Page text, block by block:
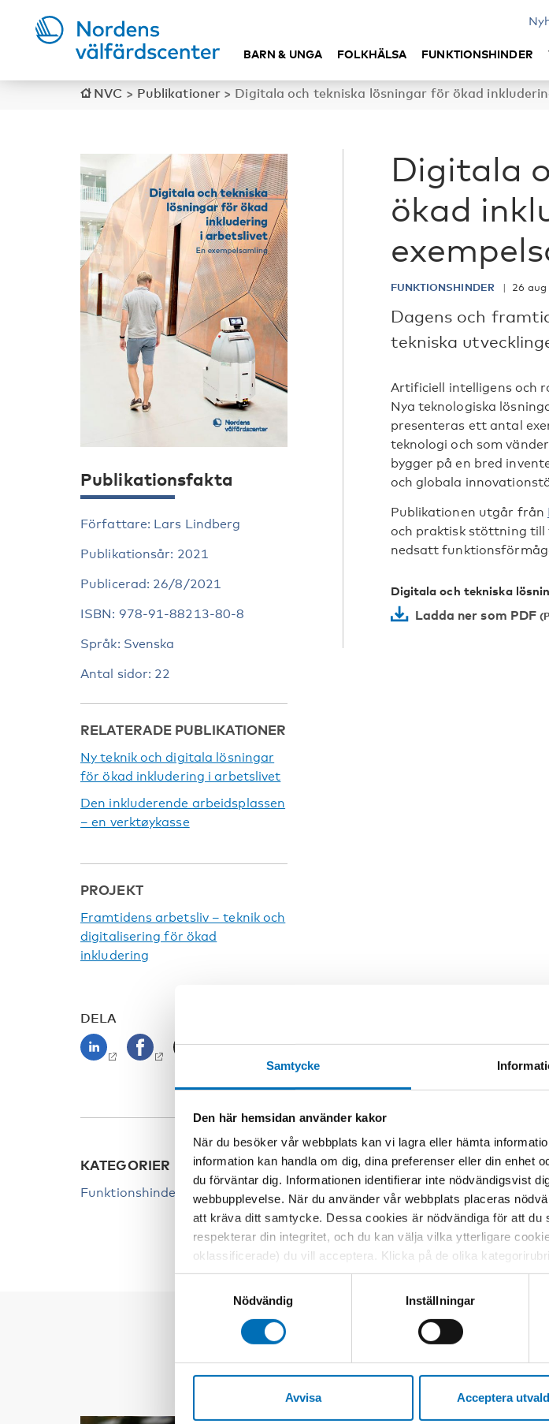
Samtycke
Den här hemsidan använder kakor
När du besöker vår webbplats kan vi lagra eller hämta
information kan handla om dig, dina preferenser eller din enhet
du förväntar dig. Informationen identifierar inte nödvändigsvist
webbupplevelse. När du använder vår webbplats placeras
att kräva ditt samtycke. Dessa cookies är nödvändiga för att
respekterar din integritet, och du kan välja vilka ytterligare
oklassificerade) du vill acceptera. Klicka på de olika
inställningar för cookies. Observera att blockering av cookies
vi erbjuder. Om du har besökt vår webbplats tidigare och
Nödvändig
Inställningar
Avvisa Acceptera
BARN & UNGA FOLKHÄLSA FUNKTIONSHINDER
NVC > Publikationer > Digitala och tekniska lösningar för ökad
Digitala
ökad
FUNKTIONSHINDER 26 aug
Dagens och
tekniska
Artificiell intelligens och
Nya teknologiska
presenteras ett antal
teknologi och som
bygger på en bred
och globala
Publikationen utgår från
och praktisk stöttning till
nedsatt
Digitala och tekniska
Ladda ner som PDF
Publikationsfakta
Författare: Lars Lindberg
Publikationsår: 2021
Publicerad: 26/8/2021
ISBN: 978-91-88213-80-8
Språk: Svenska
Antal sidor: 22
RELATERADE PUBLIKATIONER
Ny teknik och digitala lösningar
för ökad inkludering i arbetslivet
Den inkluderende arbeidsplassen
– en verktøykasse
PROJEKT
Framtidens arbetsliv – teknik och
digitalisering för ökad
inkludering
DELA
KATEGORIER
Funktionshinder
Relaterat